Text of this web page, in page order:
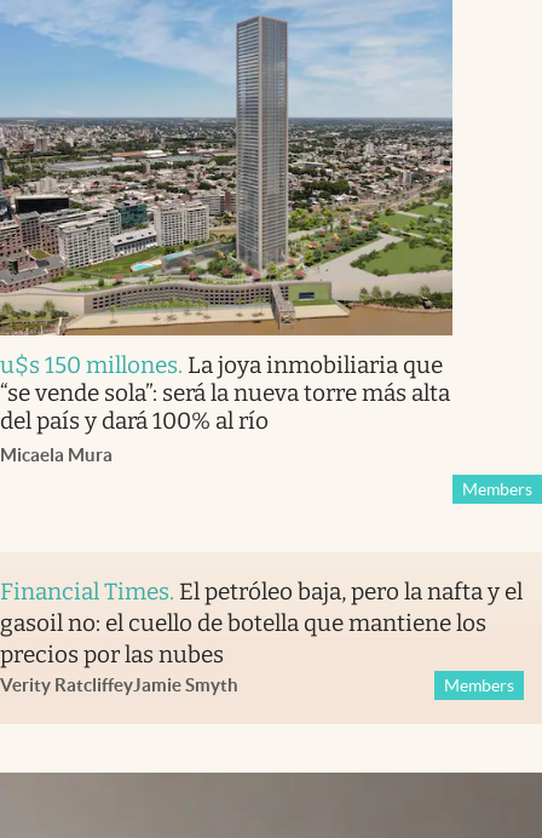
u$s 150 millones. La joya inmobiliaria que
“se vende sola”: será la nueva torre más alta
del país y dará 100% al río
Micaela Mura
Members
Financial Times. El petróleo baja, pero la nafta y el
gasoil no: el cuello de botella que mantiene los
precios por las nubes
Verity RatcliffeyJamie Smyth Members